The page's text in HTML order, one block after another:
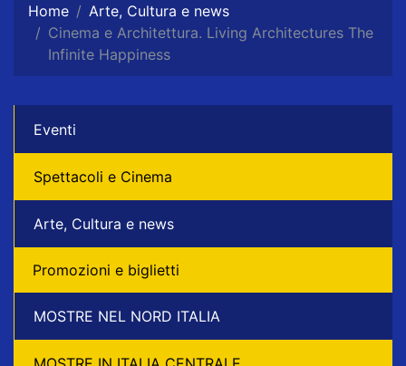
Home
Arte, Cultura e news
Cinema e Architettura. Living Architectures The
Infinite Happiness
Eventi
Spettacoli e Cinema
Arte, Cultura e news
Promozioni e biglietti
MOSTRE NEL NORD ITALIA